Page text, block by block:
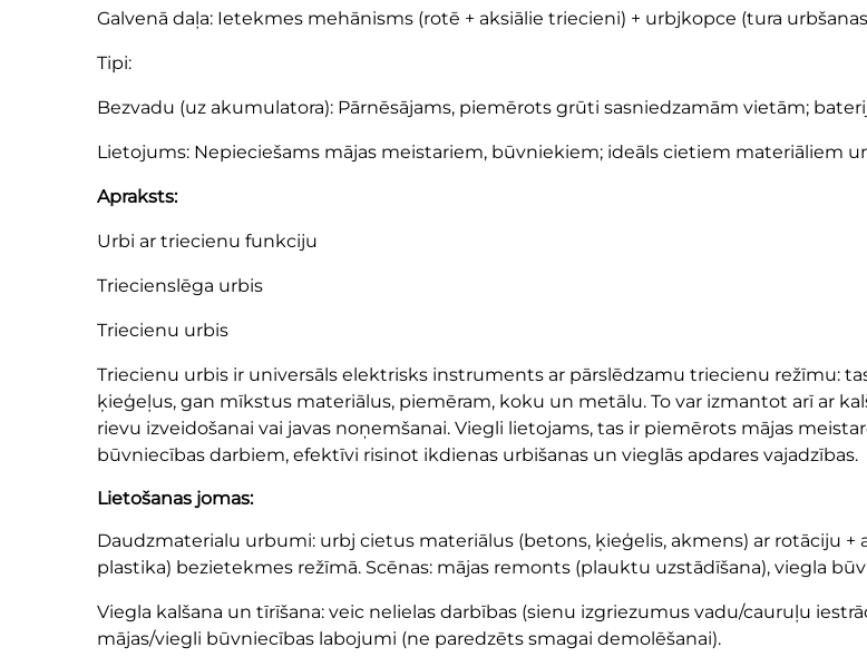
Galvenā daļa: Ietekmes mehānisms (rotē + aksiālie triecieni) + urbjkopce (tura
Tipi:
Bezvadu (uz akumulatora): Pārnēsājams, piemērots grūti sasniedzamām vietām;
Lietojums: Nepieciešams mājas meistariem, būvniekiem; ideāls cietiem materiāliem
Apraksts:
Urbi ar triecienu funkciju
Triecienslēga urbis
Triecienu urbis
Triecienu urbis ir universāls elektrisks instruments ar pārslēdzamu triecienu režīmu:
ķieģeļus, gan mīkstus materiālus, piemēram, koku un metālu. To var izmantot arī ar
rievu izveidošanai vai javas noņemšanai. Viegli lietojams, tas ir piemērots mājas
būvniecības darbiem, efektīvi risinot ikdienas urbišanas un vieglās apdares vajadzības.
Lietošanas jomas:
Daudzmaterialu urbumi: urbj cietus materiālus (betons, ķieģelis, akmens) ar rotāciju
plastika) bezietekmes režīmā. Scēnas: mājas remonts (plauktu uzstādīšana), viegla
Viegla kalšana un tīrīšana: veic nelielas darbības (sienu izgriezumus vadu/cauruļu
mājas/viegli būvniecības labojumi (ne paredzēts smagai demolēšanai).